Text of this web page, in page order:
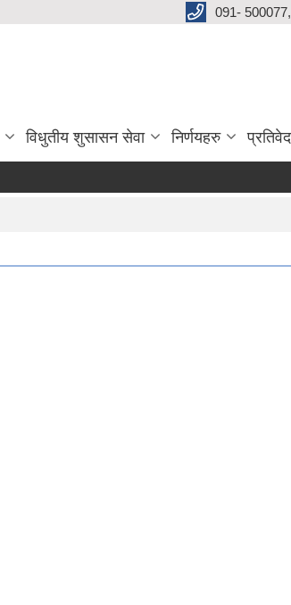
091-
विधुतीय शुसासन सेवा निर्णयहरु